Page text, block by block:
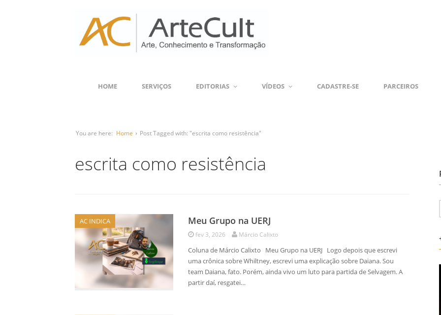
HOME SERVIÇOS EDITORIAS VÍDEOS CADASTRE-SE PARCEIROS
You are here: Home › Post Tagged with: "escrita como resistência"
escrita como resistência
AC INDICA Meu Grupo na UERJ
fev 3, 2026 Márcio Calixto
Coluna de Márcio Calixto Meu Grupo na UERJ Logo depois que escrevi
uma crônica sobre Whiltney, escrevi uma explicação sobre Daiana. Sou
team Daiana, fato. Porém, ainda vivo um luto para partida de Selvagem. A
partir daí, resgatei…